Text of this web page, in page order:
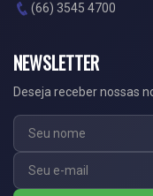
(66) 3545 4700
NEWSLETTER
Deseja receber nossas